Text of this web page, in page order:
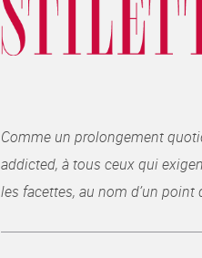
Comme un prolongement
addicted, à tous ceux qui
les facettes, au nom d’un point